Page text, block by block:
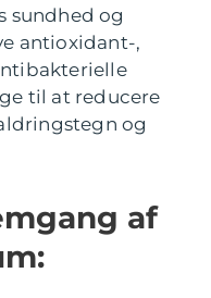
sundhed og
antioxidant-,
til at reducere
og
af